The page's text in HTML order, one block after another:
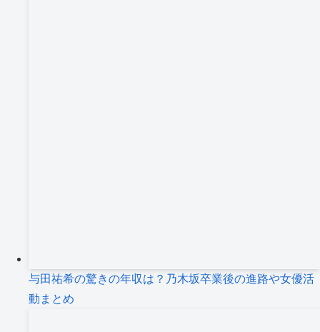
与田祐希の驚きの年収は？乃木坂卒業後の進路や女優活
動まとめ